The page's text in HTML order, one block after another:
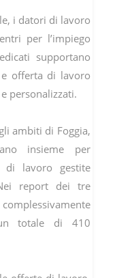
i datori di lavoro
per l’impiego
supportano
offerta di lavoro
personalizzati.
ambiti di Foggia,
insieme per
di lavoro gestite
report dei tre
totale di 410